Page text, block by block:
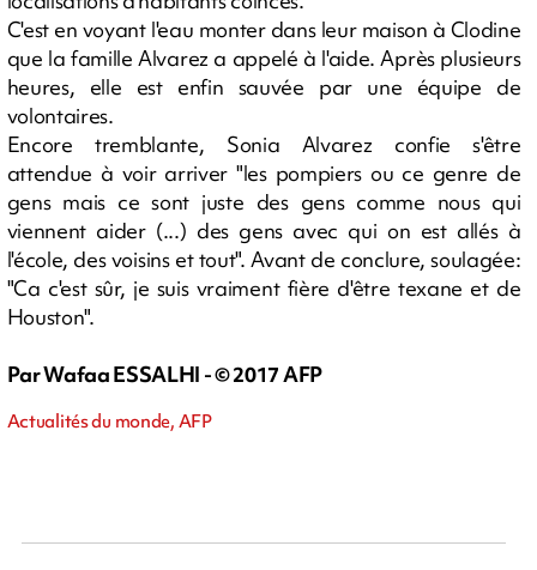
C'est en voyant l'eau monter dans leur maison à Clodine
que la famille Alvarez a appelé à l'aide. Après plusieurs
heures, elle est enfin sauvée par une équipe de
volontaires.
Encore tremblante, Sonia Alvarez confie s'être
attendue à voir arriver "les pompiers ou ce genre de
gens mais ce sont juste des gens comme nous qui
viennent aider (...) des gens avec qui on est allés à
l'école, des voisins et tout". Avant de conclure, soulagée:
"Ca c'est sûr, je suis vraiment fière d'être texane et de
Houston".
Par Wafaa ESSALHI - © 2017 AFP
Actualités du monde, AFP